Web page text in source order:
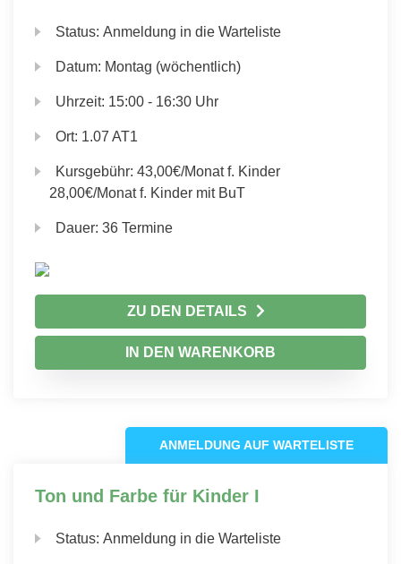
Status:Anmeldung in die Warteliste
Datum: Montag (wöchentlich)
Uhrzeit: 15:00 - 16:30 Uhr
Ort: 1.07 AT1
Kursgebühr:43,00€/Monat f. Kinder
28,00€/Monat f. Kinder mit BuT
Dauer:36 Termine
ZU DEN DETAILS
IN DEN WARENKORB
ANMELDUNG AUF WARTELISTE
Ton und Farbe für Kinder I
Status:Anmeldung in die Warteliste